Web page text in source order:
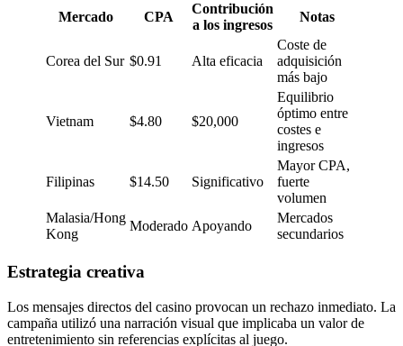
Mercado CPA
Contribución
a los ingresos
Notas
Corea del Sur $0.91 Alta eficacia
Coste de
adquisición
más bajo
Vietnam $4.80 $20,000
Equilibrio
óptimo entre
costes e
ingresos
Filipinas $14.50 Significativo
Mayor CPA,
fuerte
volumen
Malasia/Hong
Kong
Moderado Apoyando
Mercados
secundarios
Estrategia creativa
Los mensajes directos del casino provocan un rechazo inmediato. La
campaña utilizó una narración visual que implicaba un valor de
entretenimiento sin referencias explícitas al juego.